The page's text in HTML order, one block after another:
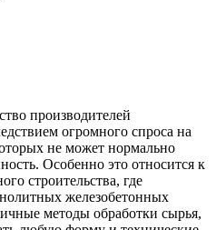
производителей
огромного спроса на
не может нормально
Особенно это относится к
строительства, где
железобетонных
методы обработки сырья,